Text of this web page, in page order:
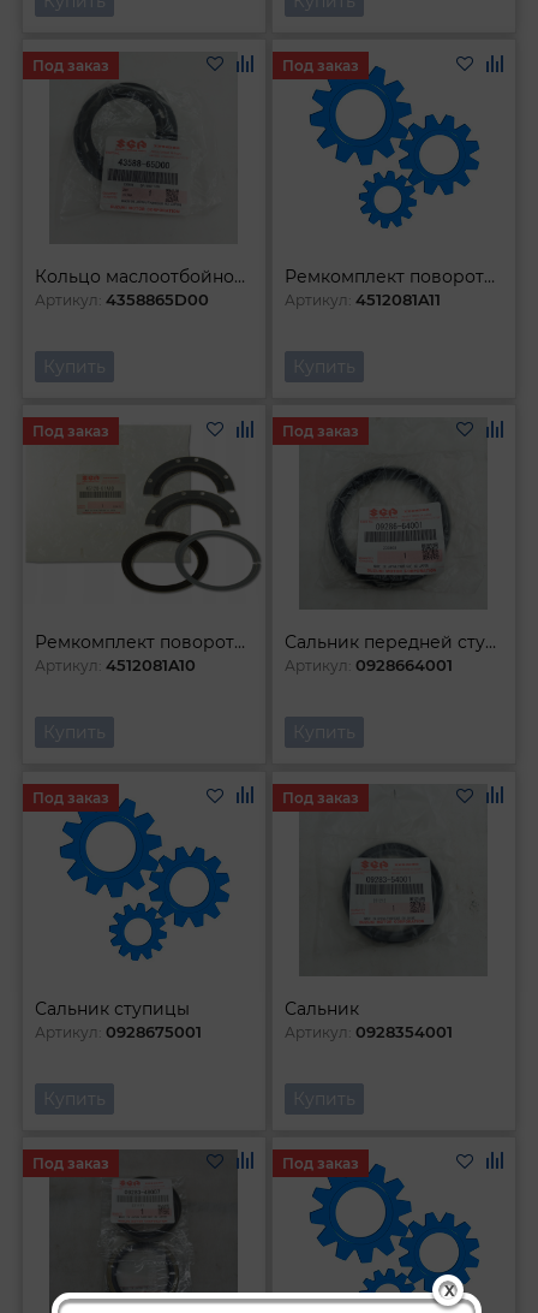
X
Кольцо маслоотбойное пластиковое
Артикул:4358865D00
Под заказ
Купить
Ремкомплект поворотного кулака
Артикул:4512081A11
Под заказ
Купить
Ремкомплект поворотного кулака
Артикул:4512081A10
Под заказ
Купить
Сальник передней ступицы
Артикул:0928664001
Под заказ
Купить
Сальник ступицы
Артикул:0928675001
Под заказ
Купить
Сальник
Артикул:0928354001
Под заказ
Купить
Под заказ Под заказ